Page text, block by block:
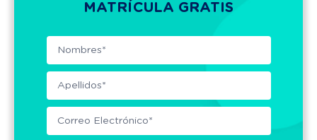
MATRÍCULA GRATIS